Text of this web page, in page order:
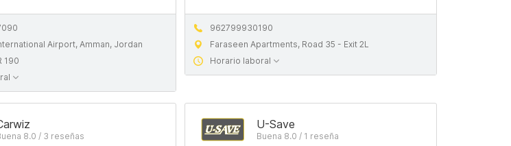
Airport, Amman, Jordan
190
962799930190
Faraseen Apartments, Road 35 - Exit 2L
Horario laboral
8.0 / 3 reseñas
U-Save
Buena 8.0 / 1 reseña